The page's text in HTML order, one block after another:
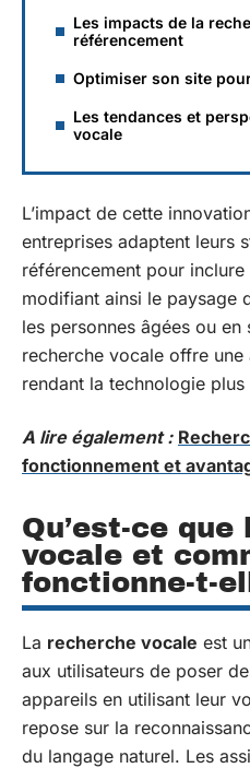
Les impacts de la
référencement
Optimiser son site
Les tendances et
vocale
L’impact de cette
entreprises adaptent leurs
référencement pour
modifiant ainsi le paysage
les personnes âgées ou
recherche vocale offre
rendant la technologie
A lire également :
fonctionnement et
Qu’est-ce
vocale et
fonctionne-t-
La recherche vocale est
aux utilisateurs de poser
appareils en utilisant leur
repose sur la
du langage naturel. Les